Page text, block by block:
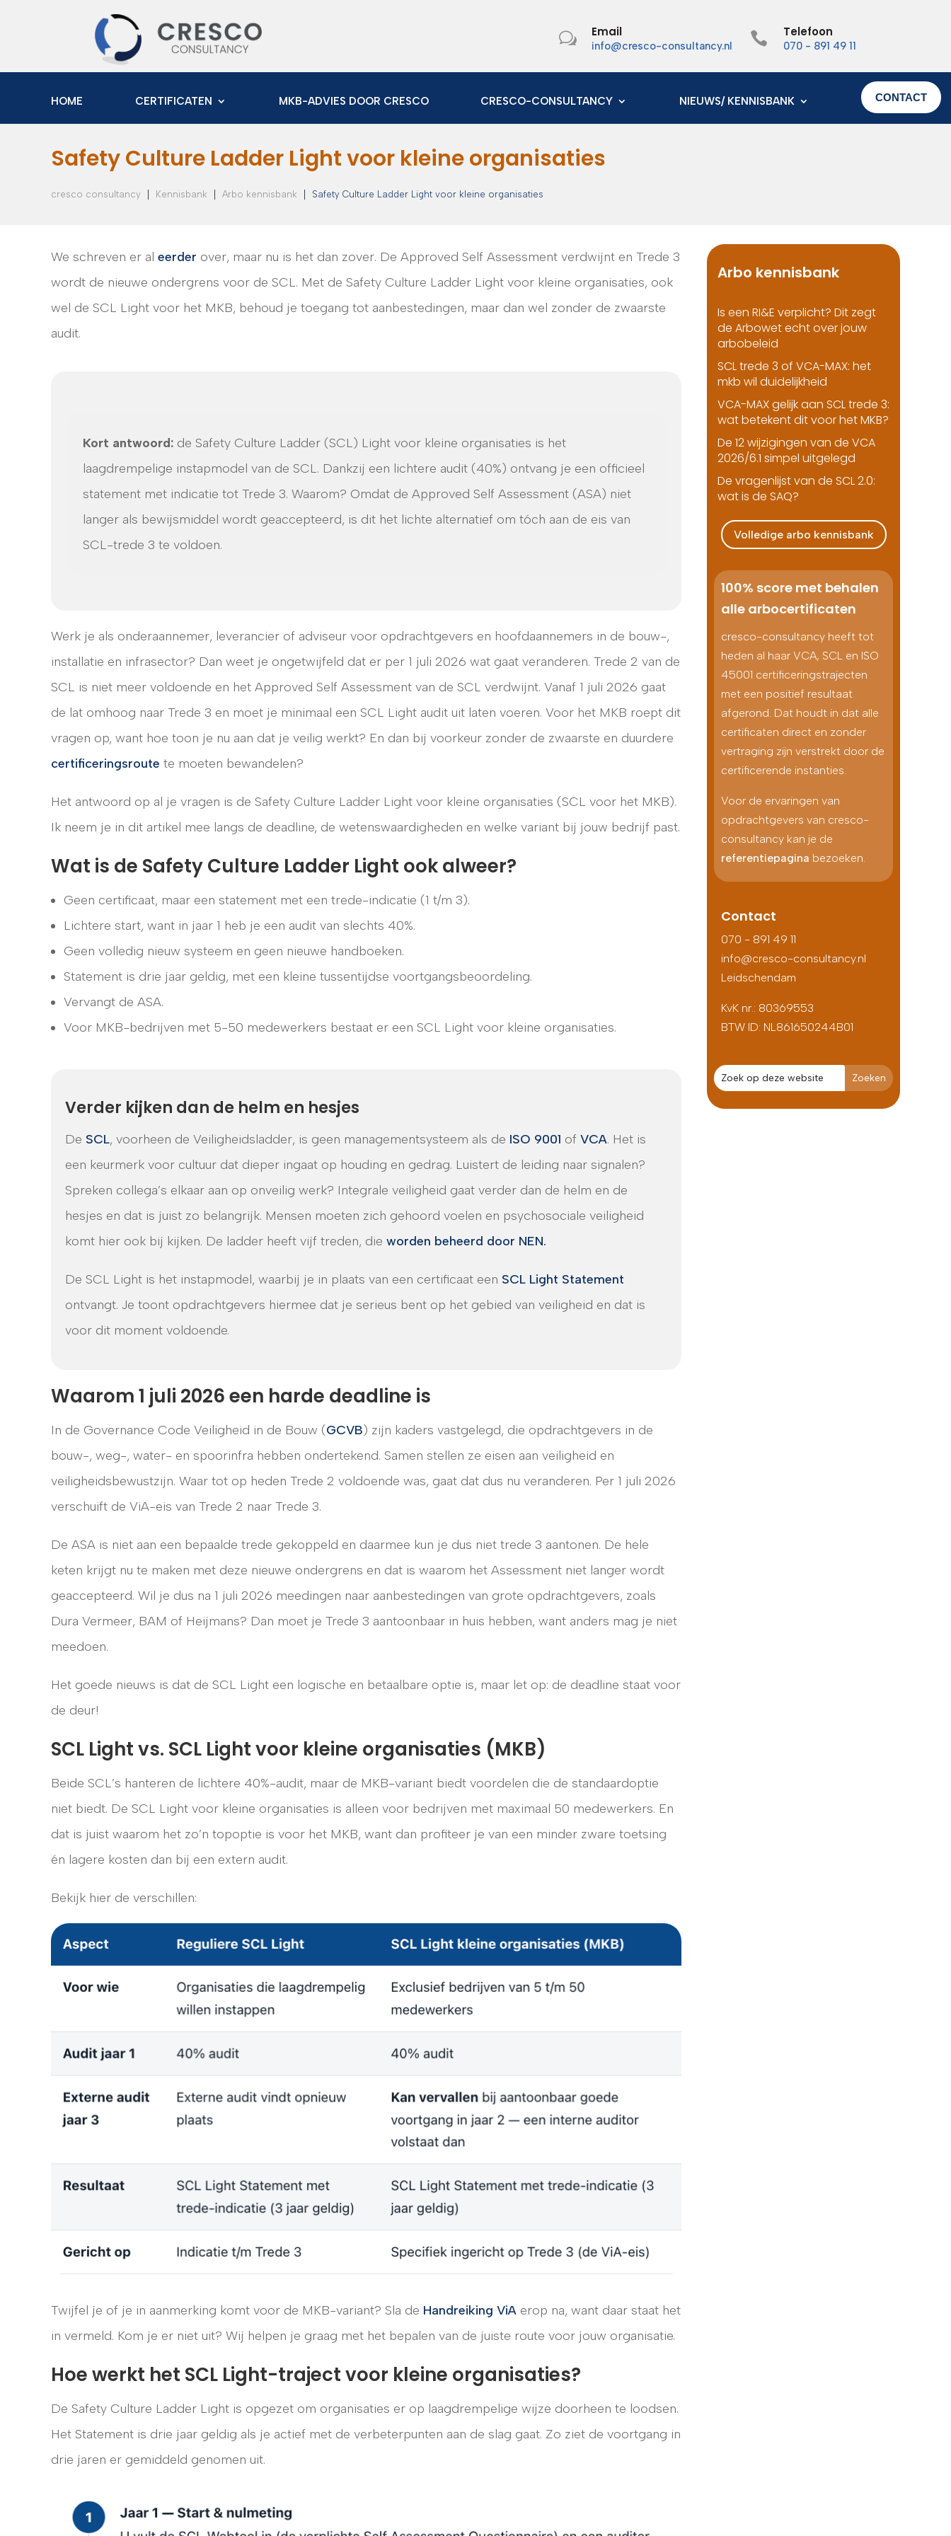
w Email
info@cresco-consultancy.nl  Telefoon
070 - 891 49 11
HOME CERTIFICATEN MKB-ADVIES DOOR CRESCO CRESCO-CONSULTANCY NIEUWS/ KENNISBANK CONTACT
Safety Culture Ladder Light voor kleine organisaties
cresco consultancy | Kennisbank | Arbo kennisbank | Safety Culture Ladder Light voor kleine organisaties
We schreven er al eerder over, maar nu is het dan zover. De Approved Self Assessment verdwijnt en Trede 3
wordt de nieuwe ondergrens voor de SCL. Met de Safety Culture Ladder Light voor kleine organisaties, ook
wel de SCL Light voor het MKB, behoud je toegang tot aanbestedingen, maar dan wel zonder de zwaarste
audit.
Kort antwoord: de Safety Culture Ladder (SCL) Light voor kleine organisaties is het
laagdrempelige instapmodel van de SCL. Dankzij een lichtere audit (40%) ontvang je een officieel
statement met indicatie tot Trede 3. Waarom? Omdat de Approved Self Assessment (ASA) niet
langer als bewijsmiddel wordt geaccepteerd, is dit het lichte alternatief om tóch aan de eis van
SCL-trede 3 te voldoen.
Werk je als onderaannemer, leverancier of adviseur voor opdrachtgevers en hoofdaannemers in de bouw-,
installatie en infrasector? Dan weet je ongetwijfeld dat er per 1 juli 2026 wat gaat veranderen. Trede 2 van de
SCL is niet meer voldoende en het Approved Self Assessment van de SCL verdwijnt. Vanaf 1 juli 2026 gaat
de lat omhoog naar Trede 3 en moet je minimaal een SCL Light audit uit laten voeren. Voor het MKB roept dit
vragen op, want hoe toon je nu aan dat je veilig werkt? En dan bij voorkeur zonder de zwaarste en duurdere
certificeringsroute te moeten bewandelen?
Het antwoord op al je vragen is de Safety Culture Ladder Light voor kleine organisaties (SCL voor het MKB).
Ik neem je in dit artikel mee langs de deadline, de wetenswaardigheden en welke variant bij jouw bedrijf past.
Wat is de Safety Culture Ladder Light ook alweer?
Geen certificaat, maar een statement met een trede-indicatie (1 t/m 3).
Lichtere start, want in jaar 1 heb je een audit van slechts 40%.
Geen volledig nieuw systeem en geen nieuwe handboeken.
Statement is drie jaar geldig, met een kleine tussentijdse voortgangsbeoordeling.
Vervangt de ASA.
Voor MKB-bedrijven met 5-50 medewerkers bestaat er een SCL Light voor kleine organisaties.
Verder kijken dan de helm en hesjes
De SCL, voorheen de Veiligheidsladder, is geen managementsysteem als de ISO 9001 of VCA. Het is
een keurmerk voor cultuur dat dieper ingaat op houding en gedrag. Luistert de leiding naar signalen?
Spreken collega’s elkaar aan op onveilig werk? Integrale veiligheid gaat verder dan de helm en de
hesjes en dat is juist zo belangrijk. Mensen moeten zich gehoord voelen en psychosociale veiligheid
komt hier ook bij kijken. De ladder heeft vijf treden, die worden beheerd door NEN.
De SCL Light is het instapmodel, waarbij je in plaats van een certificaat een SCL Light Statement
ontvangt. Je toont opdrachtgevers hiermee dat je serieus bent op het gebied van veiligheid en dat is
voor dit moment voldoende.
Waarom 1 juli 2026 een harde deadline is
In de Governance Code Veiligheid in de Bouw (GCVB) zijn kaders vastgelegd, die opdrachtgevers in de
bouw-, weg-, water- en spoorinfra hebben ondertekend. Samen stellen ze eisen aan veiligheid en
veiligheidsbewustzijn. Waar tot op heden Trede 2 voldoende was, gaat dat dus nu veranderen. Per 1 juli 2026
verschuift de ViA-eis van Trede 2 naar Trede 3.
De ASA is niet aan een bepaalde trede gekoppeld en daarmee kun je dus niet trede 3 aantonen. De hele
keten krijgt nu te maken met deze nieuwe ondergrens en dat is waarom het Assessment niet langer wordt
geaccepteerd. Wil je dus na 1 juli 2026 meedingen naar aanbestedingen van grote opdrachtgevers, zoals
Dura Vermeer, BAM of Heijmans? Dan moet je Trede 3 aantoonbaar in huis hebben, want anders mag je niet
meedoen.
Het goede nieuws is dat de SCL Light een logische en betaalbare optie is, maar let op: de deadline staat voor
de deur!
SCL Light vs. SCL Light voor kleine organisaties (MKB)
Beide SCL’s hanteren de lichtere 40%-audit, maar de MKB-variant biedt voordelen die de standaardoptie
niet biedt. De SCL Light voor kleine organisaties is alleen voor bedrijven met maximaal 50 medewerkers. En
dat is juist waarom het zo’n topoptie is voor het MKB, want dan profiteer je van een minder zware toetsing
én lagere kosten dan bij een extern audit.
Bekijk hier de verschillen:
Twijfel je of je in aanmerking komt voor de MKB-variant? Sla de Handreiking ViA erop na, want daar staat het
in vermeld. Kom je er niet uit? Wij helpen je graag met het bepalen van de juiste route voor jouw organisatie.
Hoe werkt het SCL Light-traject voor kleine organisaties?
De Safety Culture Ladder Light is opgezet om organisaties er op laagdrempelige wijze doorheen te loodsen.
Het Statement is drie jaar geldig als je actief met de verbeterpunten aan de slag gaat. Zo ziet de voortgang in
drie jaren er gemiddeld genomen uit.
Arbo kennisbank
Is een RI&E verplicht? Dit zegt
de Arbowet echt over jouw
arbobeleid
SCL trede 3 of VCA-MAX: het
mkb wil duidelijkheid
VCA-MAX gelijk aan SCL trede 3:
wat betekent dit voor het MKB?
De 12 wijzigingen van de VCA
2026/6.1 simpel uitgelegd
De vragenlijst van de SCL 2.0:
wat is de SAQ?
Volledige arbo kennisbank
100% score met behalen
alle arbocertificaten
cresco-consultancy heeft tot
heden al haar VCA, SCL en ISO
45001 certificeringstrajecten
met een positief resultaat
afgerond. Dat houdt in dat alle
certificaten direct en zonder
vertraging zijn verstrekt door de
certificerende instanties.
Voor de ervaringen van
opdrachtgevers van cresco-
consultancy kan je de
referentiepagina bezoeken.
Contact
070 - 891 49 11
info@cresco-consultancy.nl
Leidschendam
KvK nr.: 80369553
BTW ID: NL861650244B01